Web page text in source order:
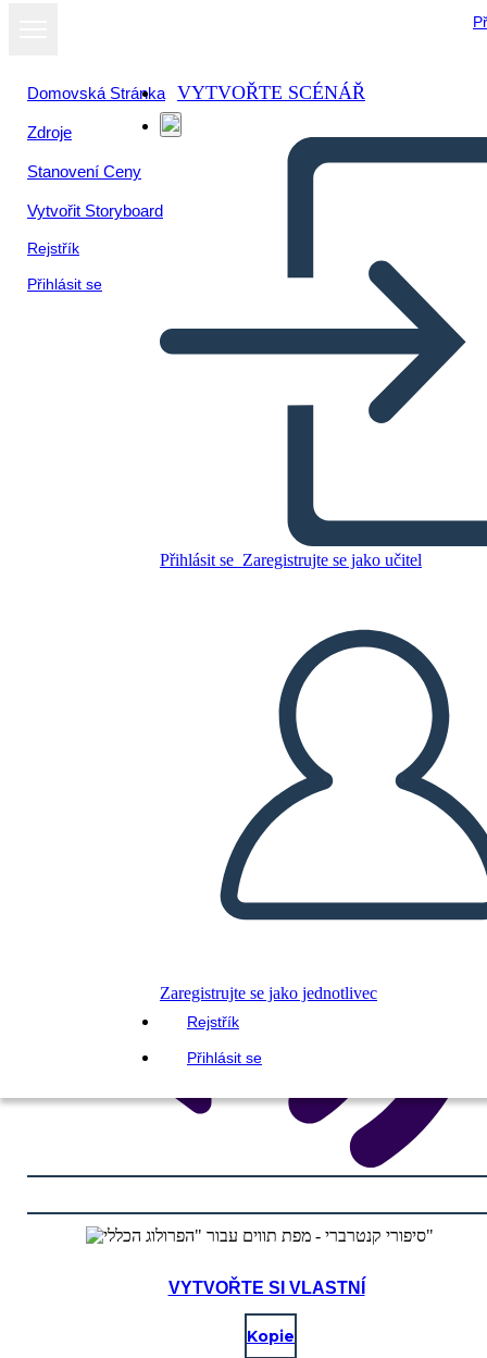
Domovská Stránka
Zdroje
Stanovení Ceny
Vytvořit Storyboard
Rejstřík
Přihlásit se
VYTVOŘTE SCÉNÁŘ
Přihlásit se Zaregistrujte se jako učitel
Zaregistrujte se jako jednotlivec
Rejstřík
Přihlásit se
עבור "הפרולוג הכללי"
VYTVOŘIT STORYBOARD
PŘEHRÁT PREZENTACI
PŘEČTI MI
VYTVOŘTE SI VLASTNÍ
Kopie